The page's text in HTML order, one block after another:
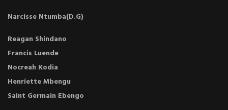
Narcisse Ntumba(D.G)
Reagan Shindano
Francis Luende
Nocreah Kodia
Henriette Mbengu
Saint Germain Ebengo